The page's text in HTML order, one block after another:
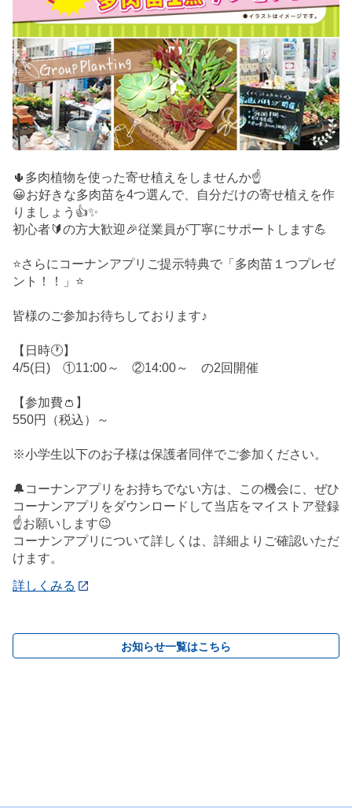
🌵多肉植物を使った寄せ植えをしませんか☝️
😀お好きな多肉苗を4つ選んで、自分だけの寄せ植えを作
りましょう👍✨
初心者🔰の方大歓迎🎉従業員が丁寧にサポートします💪
⭐さらにコーナンアプリご提示特典で「多肉苗１つプレゼ
ント！！」⭐
皆様のご参加お待ちしております♪
【日時🕐】
4/5(日) ①11:00～ ②14:00～ の2回開催
【参加費👛】
550円（税込）～
※小学生以下のお子様は保護者同伴でご参加ください。
🔔コーナンアプリをお持ちでない方は、この機会に、ぜひ
コーナンアプリをダウンロードして当店をマイストア登録
☝️お願いします😉
コーナンアプリについて詳しくは、詳細よりご確認いただ
けます。
詳しくみる
お知らせ一覧はこちら